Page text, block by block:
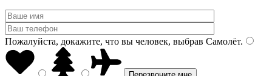
Пожалуйста, докажите, что вы человек, выбрав Самолёт.